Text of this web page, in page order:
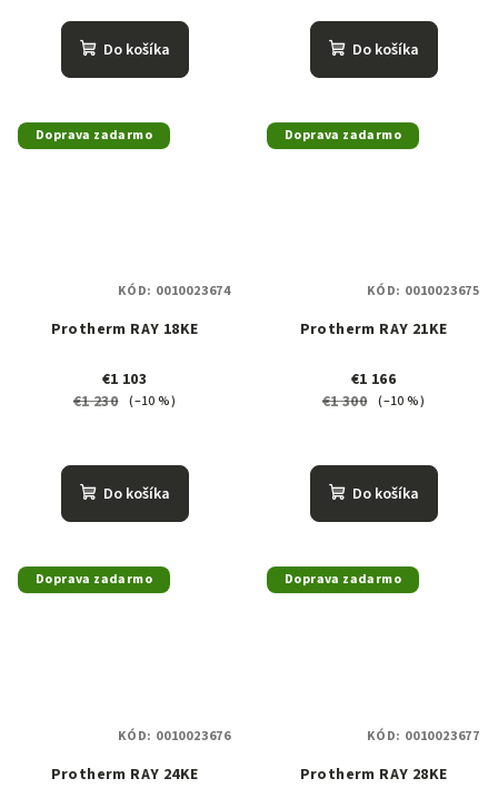
Do košíka Do košíka
Doprava zadarmo
Protherm RAY 18KE
€1 103
€1 230 (–10 %)
Do košíka
KÓD: 0010023674
Doprava zadarmo
Protherm RAY 21KE
€1 166
€1 300 (–10 %)
Do košíka
KÓD: 0010023675
Doprava zadarmo
Protherm RAY 24KE
KÓD: 0010023676
Doprava zadarmo
Protherm RAY 28KE
KÓD: 0010023677